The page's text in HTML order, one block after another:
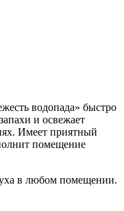
водопада» быстро
и освежает
Имеет приятный
помещение
в любом помещении.